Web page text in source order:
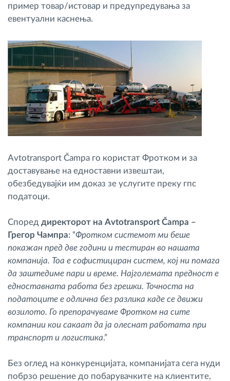
Калкулатор за заштеди
пример товар/истовар и предупредувања за
евентуални каснења.
Avtotransport Čampa го користат Фротком и за
доставување на едноставни извештаи,
обезбедувајќи им доказ зе услугите преку гпс
податоци.
Според директорот на Avtotransport Čampa –
Грегор Чампра: “Фротком системот ми беше
покажан пред две години и тестиран во нашата
компанија. Тоа е софистициран систем, кој ни помага
да заштедиме пари и време. Најголемата предност е
едноставната работа без грешки. Точноста на
податоците е одлична без разлика каде се движи
возилото. Го препорачуваме Фротком на сите
компании кои сакаат да ја олеснат работата при
транспорт и логистика.”
Без оглед на конкуренцијата, компанијата сега нуди
побрзо решение до побарувачките на клиентите,